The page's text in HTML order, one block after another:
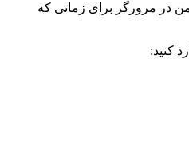
در مرورگر برای زمانی که
کنید: